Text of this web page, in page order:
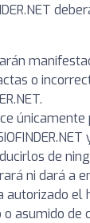
o
de
ni dará a
autorizado
o asumido de